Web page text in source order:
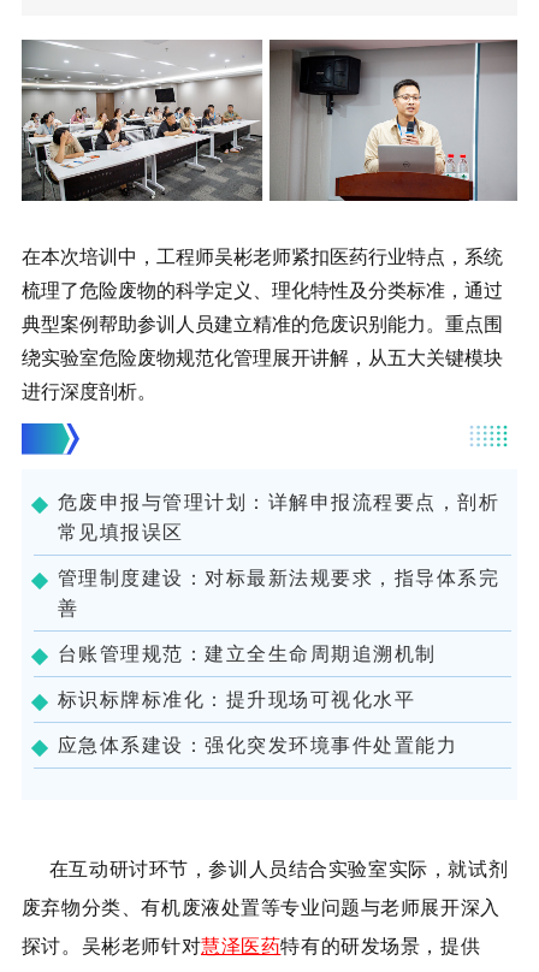
在本次培训中，工程师吴彬老师紧扣医药行业特点，系统
梳理了危险废物的科学定义、理化特性及分类标准，通过
典型案例帮助参训人员建立精准的危废识别能力。重点围
绕实验室危险废物规范化管理展开讲解，从五大关键模块
进行深度剖析。
危废申报与管理计划：详解申报流程要点，剖析
常见填报误区
管理制度建设：对标最新法规要求，指导体系完
善
台账管理规范：建立全生命周期追溯机制
标识标牌标准化：提升现场可视化水平
应急体系建设：强化突发环境事件处置能力
在互动研讨环节，参训人员结合实验室实际，就试剂
废弃物分类、有机废液处置等专业问题与老师展开深入
探讨。吴彬老师针对慧泽医药特有的研发场景，提供